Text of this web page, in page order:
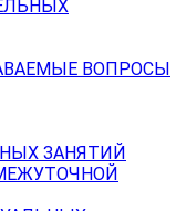
ВОПРОСЫ
ЗАНЯТИЙ